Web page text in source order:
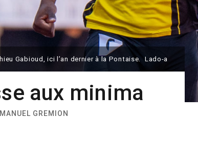
Gabioud, ici l’an dernier à la Pontaise. Lado-a
aux minima
GREMION